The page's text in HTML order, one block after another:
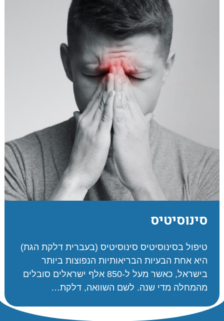
סינוסיטיס
טיפול בסינוסיטיס סינוסיטיס (בעברית דלקת הגת)
היא אחת הבעיות הבריאותיות הנפוצות ביותר
בישראל, כאשר מעל ל-850 אלף ישראלים סובלים
מהמחלה מדי שנה. לשם השוואה, דלקת…